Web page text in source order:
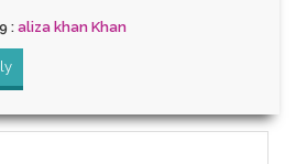
: aliza khan Khan